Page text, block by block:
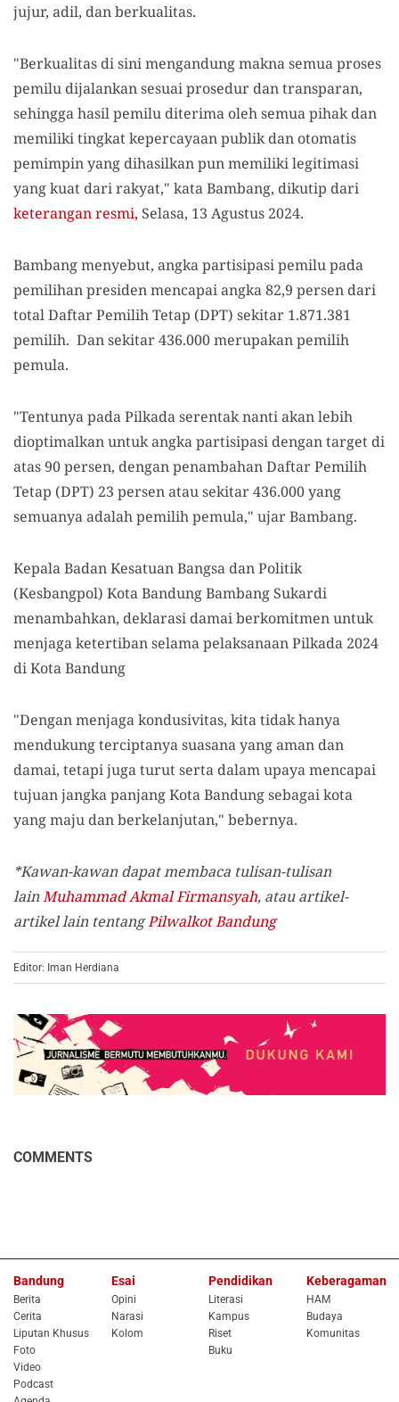
jujur, adil, dan berkualitas.
"Berkualitas di sini mengandung makna semua proses
pemilu dijalankan sesuai prosedur dan transparan,
sehingga hasil pemilu diterima oleh semua pihak dan
memiliki tingkat kepercayaan publik dan otomatis
pemimpin yang dihasilkan pun memiliki legitimasi
yang kuat dari rakyat," kata Bambang, dikutip dari
keterangan resmi, Selasa, 13 Agustus 2024.
Bambang menyebut, angka partisipasi pemilu pada
pemilihan presiden mencapai angka 82,9 persen dari
total Daftar Pemilih Tetap (DPT) sekitar 1.871.381
pemilih. Dan sekitar 436.000 merupakan pemilih
pemula.
"Tentunya pada Pilkada serentak nanti akan lebih
dioptimalkan untuk angka partisipasi dengan target di
atas 90 persen, dengan penambahan Daftar Pemilih
Tetap (DPT) 23 persen atau sekitar 436.000 yang
semuanya adalah pemilih pemula," ujar Bambang.
Kepala Badan Kesatuan Bangsa dan Politik
(Kesbangpol) Kota Bandung Bambang Sukardi
menambahkan, deklarasi damai berkomitmen untuk
menjaga ketertiban selama pelaksanaan Pilkada 2024
di Kota Bandung
"Dengan menjaga kondusivitas, kita tidak hanya
mendukung terciptanya suasana yang aman dan
damai, tetapi juga turut serta dalam upaya mencapai
tujuan jangka panjang Kota Bandung sebagai kota
yang maju dan berkelanjutan," bebernya.
*Kawan-kawan dapat membaca tulisan-tulisan
lainMuhammad Akmal Firmansyah, atau artikel-
artikel lain tentangPilwalkot Bandung
Editor: Iman Herdiana
COMMENTS
Bandung
Berita
Cerita
Liputan Khusus
Foto
Video
Podcast
Esai
Opini
Narasi
Kolom
Pendidikan
Literasi
Kampus
Riset
Buku
Keberagaman
HAM
Budaya
Komunitas